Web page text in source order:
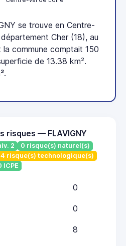
se trouve en Centre-
Cher (18), au
la commune comptait 150
de 13.38 km².
.
risques — FLAVIGNY
2
0 risque(s) naturel(s)
4 risque(s) technologique(s)
ICPE
0
0
8